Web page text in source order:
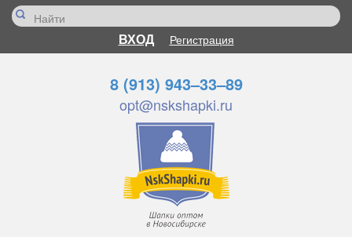
ВХОД Регистрация
8 (913) 943–33–89
opt@nskshapki.ru